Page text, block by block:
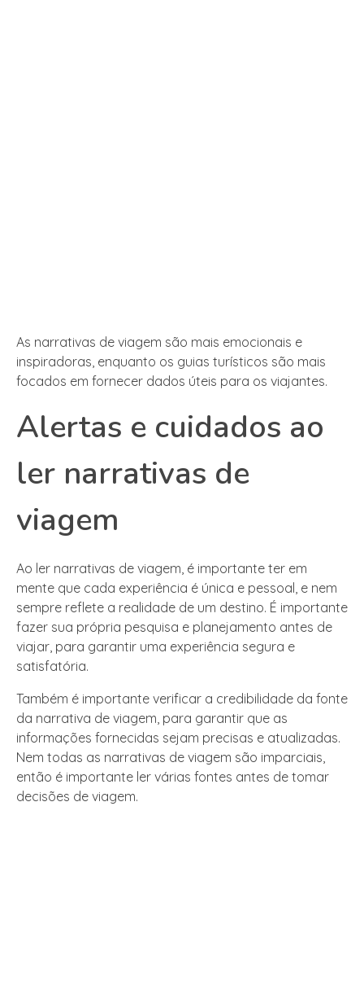
As narrativas de viagem são mais emocionais e
inspiradoras, enquanto os guias turísticos são mais
focados em fornecer dados úteis para os viajantes.
Alertas e cuidados ao
ler narrativas de
viagem
Ao ler narrativas de viagem, é importante ter em
mente que cada experiência é única e pessoal, e nem
sempre reflete a realidade de um destino. É importante
fazer sua própria pesquisa e planejamento antes de
viajar, para garantir uma experiência segura e
satisfatória.
Também é importante verificar a credibilidade da fonte
da narrativa de viagem, para garantir que as
informações fornecidas sejam precisas e atualizadas.
Nem todas as narrativas de viagem são imparciais,
então é importante ler várias fontes antes de tomar
decisões de viagem.